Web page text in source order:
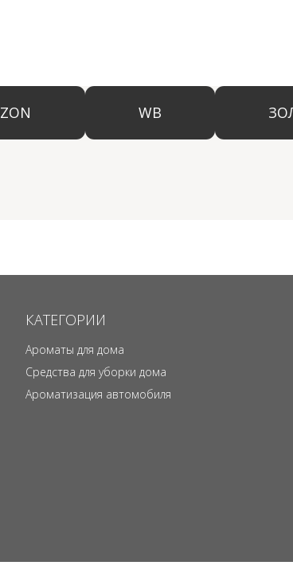
КАТЕГОРИИ
Ароматы для дома
Ароматизация автомобиля
Средства для уборки дома